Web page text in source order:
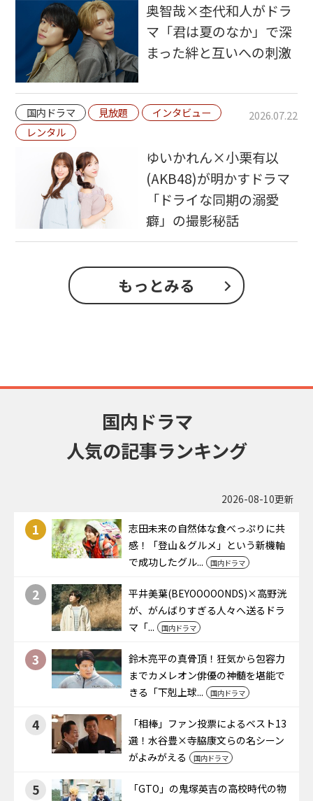
奥智哉×杢代和人がドラ
マ「君は夏のなか」で深
まった絆と互いへの刺激
国内ドラマ 見放題
インタビュー
レンタル
2026.07.22
ゆいかれん×小栗有以
(AKB48)が明かすドラマ
「ドライな同期の溺愛
癖」の撮影秘話
もっとみる
国内ドラマ
人気の記事ランキング
2026-08-10更新
1
志田未来の自然体な食べっぷりに共
感！「登山＆グルメ」という新機軸
で成功したグル...
国内ドラマ
2
平井美葉(BEYOOOOONDS)×高野洸
が、がんばりすぎる人々へ送るドラ
マ「...
国内ドラマ
3
鈴木亮平の真骨頂！狂気から包容力
までカメレオン俳優の神髄を堪能で
きる「下剋上球...
国内ドラマ
4
「相棒」ファン投票によるベスト13
選！水谷豊×寺脇康文らの名シーン
がよみがえる
国内ドラマ
5
「GTO」の鬼塚英吉の高校時代の物